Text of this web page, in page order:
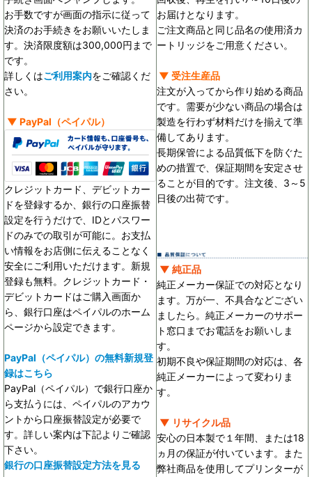
お手数ですが画面の指示に従って
決済のお手続きをお願いいたしま
す。決済限度額は300,000円まで
です。
詳しくはご利用案内をご確認くだ
さい。
▼ PayPal （ペイパル）
クレジットカード、デビットカー
ドを登録するか、銀行の口座振替
設定を行うだけで、IDとパスワー
ドのみでの取引が可能に。お支払
い情報をお店側に伝えることなく
安全にご利用いただけます。新規
登録も無料。クレジットカード・
デビットカードはご購入画面か
ら、銀行口座はペイパルのホーム
ページから設定できます。
PayPal（ペイパル）の無料新規登
録はこちら
PayPal（ペイパル）で銀行口座か
ら支払うには、ペイパルのアカウ
ントから口座振替設定が必要で
す。詳しい案内は下記よりご確認
下さい。
銀行の口座振替設定方法を見る
お届けとなります。
ご注文商品と同じ品名の使用済カ
ートリッジをご用意ください。
▼ 受注生産品
注文が入ってから作り始める商品
です。需要が少ない商品の場合は
製造を行わず材料だけを揃えて準
備してあります。
長期保管による品質低下を防ぐた
めの措置で、保証期間を安定させ
ることが目的です。 注文後、3～5
日後の出荷です。
▼ 純正品
純正メーカー保証での対応となり
ます。万が一、不具合などござい
ましたら。純正メーカーのサポー
ト窓口までお電話をお願いしま
す。
初期不良や保証期間の対応は、各
純正メーカーによって変わりま
す。
▼ リサイクル品
安心の日本製で１年間、または18
ヵ月の保証が付いています。また
弊社商品を使用してプリンターが